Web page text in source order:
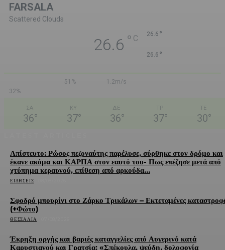
FARSALA
Scattered Clouds
26.6 ° C 26.6 °
26.6 °
51%
1.2m/s
32%
ΣΑ
36°
ΚΥ
37°
ΔΕ
36°
ΤΡ
37°
ΤΕ
30°
Απίστευτο: Ρώσος πεζοναύτης παρέλυσε, σύρθηκε στον δρόμο και
έκανε ακόμα και ΚΑΡΠΑ στον εαυτό του- Πως επέζησε μετά από
χτύπημα κεραυνού, επίθεση από αρκούδα...
ΕΙΔΉΣΕΙΣ
Σφοδρό μπουρίνι στο Ζάρκο Τρικάλων – Εκτεταμένες
(+Φώτο)
ΘΕΣΣΑΛΊΑ
Έκρηξη οργής και βαριές καταγγελίες από Αυγερινό κατά
Καρυστιανού και Γρατσία: «Σπέκουλα, ψεύδη, δολοφονία